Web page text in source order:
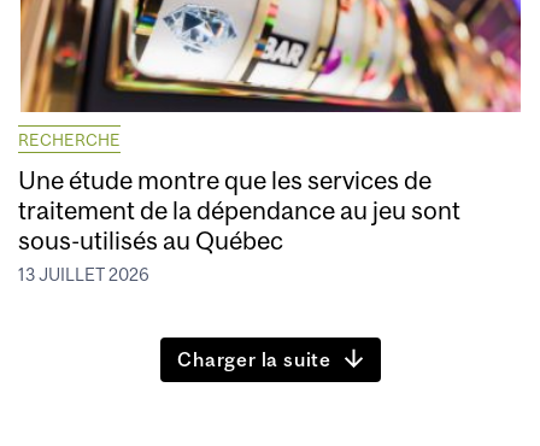
RECHERCHE
Une étude montre que les services de
traitement de la dépendance au jeu sont
sous-utilisés au Québec
13 JUILLET 2026
Charger la suite